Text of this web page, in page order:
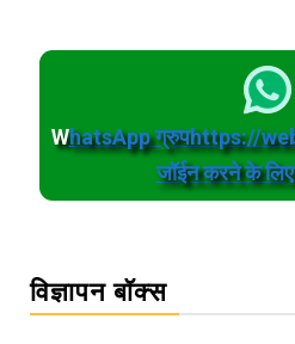
WhatsApp ग्रुपhttps://
जॉईन करने के
विज्ञापन बॉक्स